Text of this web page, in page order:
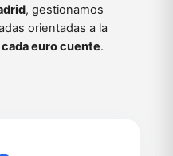
, gestionamos
orientadas a la
cada euro cuente.